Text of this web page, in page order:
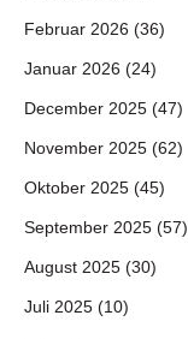
Februar 2026 (36)
Januar 2026 (24)
December 2025 (47)
November 2025 (62)
Oktober 2025 (45)
September 2025 (57)
August 2025 (30)
Juli 2025 (10)